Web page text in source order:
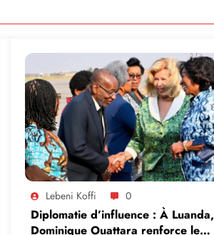
Lebeni Koffi 0
Diplomatie d’influence : À Luanda,
Dominique Ouattara renforce le